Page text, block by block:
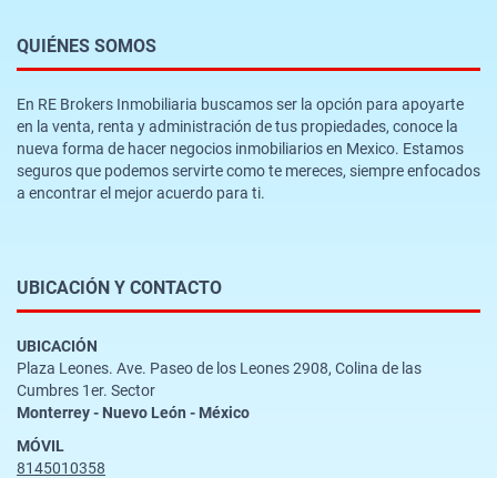
QUIÉNES SOMOS
En RE Brokers Inmobiliaria buscamos ser la opción para apoyarte
en la venta, renta y administración de tus propiedades, conoce la
nueva forma de hacer negocios inmobiliarios en Mexico. Estamos
seguros que podemos servirte como te mereces, siempre enfocados
a encontrar el mejor acuerdo para ti.
UBICACIÓN Y CONTACTO
UBICACIÓN
Plaza Leones. Ave. Paseo de los Leones 2908, Colina de las
Cumbres 1er. Sector
Monterrey - Nuevo León - México
MÓVIL
8145010358